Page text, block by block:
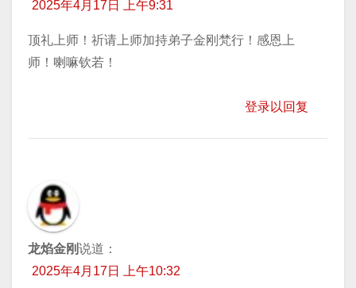
2025年4月17日 上午9:31
顶礼上师！祈请上师加持弟子金刚梵行！感恩上
师！喇嘛钦若！
登录以回复
龙焰金刚说道：
2025年4月17日 上午10:32